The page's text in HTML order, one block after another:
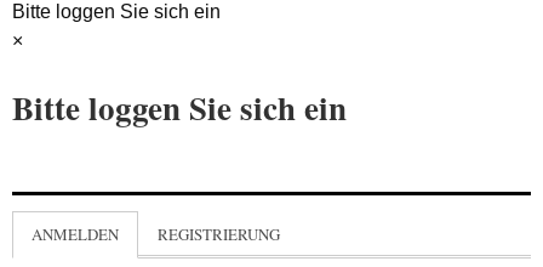
Bitte loggen Sie sich ein
×
Bitte loggen Sie sich ein
ANMELDEN REGISTRIERUNG